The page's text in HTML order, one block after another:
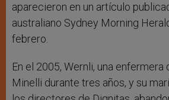
aparecieron en un artículo
australiano Sydney Morning
febrero.
En el 2005, Wernli, una enfermera
Minelli durante tres años, y su